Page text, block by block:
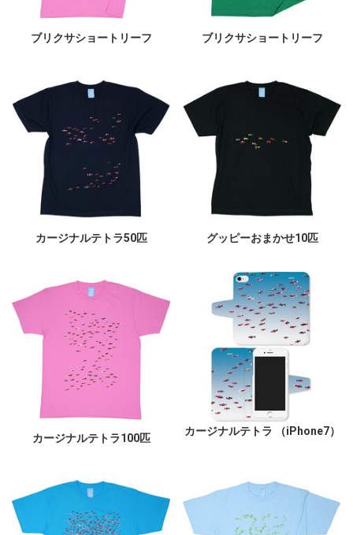
ブリクサショートリーフ ブリクサショートリーフ
カージナルテトラ50匹 グッピーおまかせ10匹
カージナルテトラ100匹
カージナルテトラ （iPhone7）